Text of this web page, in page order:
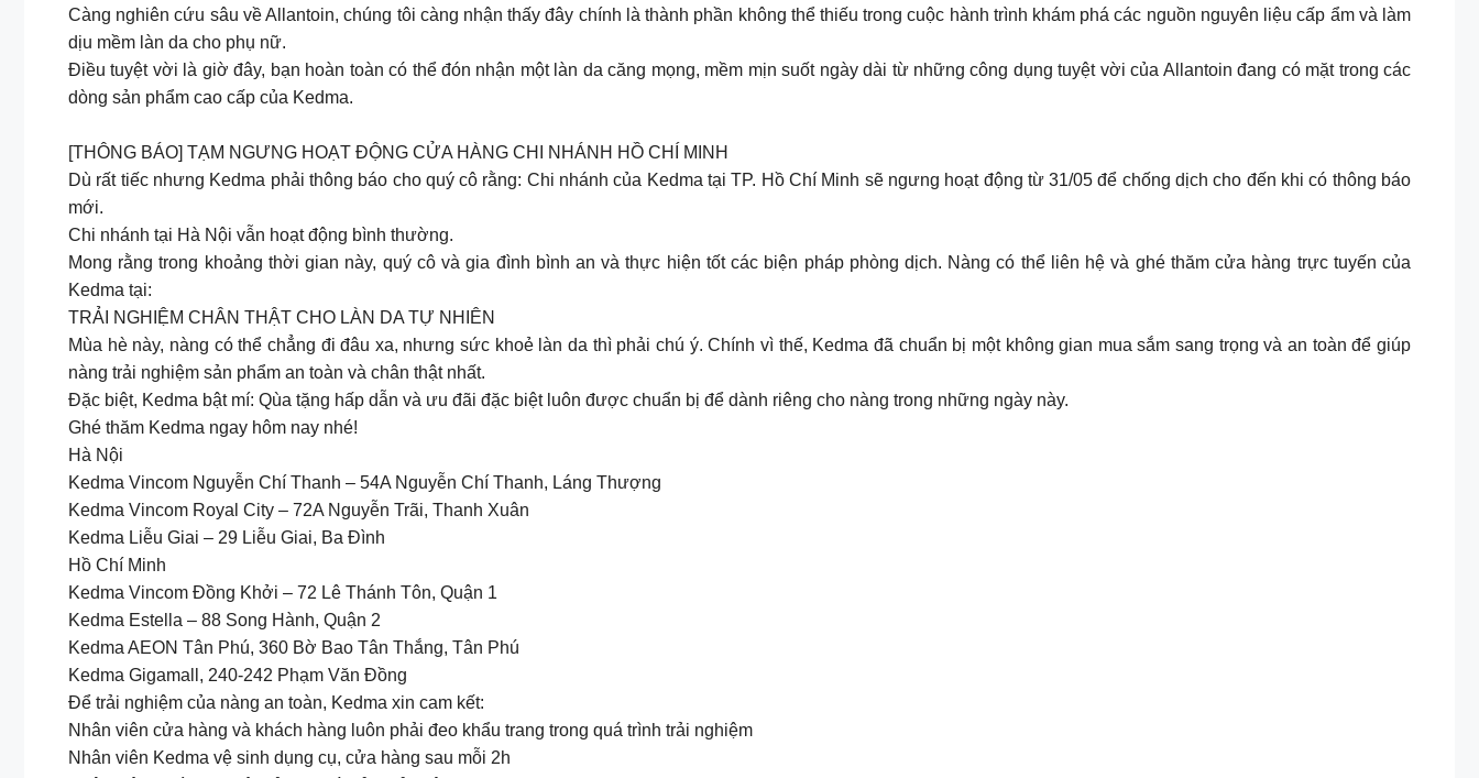
Càng nghiên cứu sâu về Allantoin, chúng tôi càng nhận thấy đây chính là thành phần không thể thiếu trong cuộc hành trình khám phá các nguồn nguyên liệu cấp ẩm và làm
dịu mềm làn da cho phụ nữ.
Điều tuyệt vời là giờ đây, bạn hoàn toàn có thể đón nhận một làn da căng mọng, mềm mịn suốt ngày dài từ những công dụng tuyệt vời của Allantoin đang có mặt trong các
dòng sản phẩm cao cấp của Kedma.
[THÔNG BÁO] TẠM NGƯNG HOẠT ĐỘNG CỬA HÀNG CHI NHÁNH HỒ CHÍ MINH
Dù rất tiếc nhưng Kedma phải thông báo cho quý cô rằng: Chi nhánh của Kedma tại TP. Hồ Chí Minh sẽ ngưng hoạt động từ 31/05 để chống dịch cho đến khi có thông báo
mới.
Chi nhánh tại Hà Nội vẫn hoạt động bình thường.
Mong rằng trong khoảng thời gian này, quý cô và gia đình bình an và thực hiện tốt các biện pháp phòng dịch. Nàng có thể liên hệ và ghé thăm cửa hàng trực tuyến của
Kedma tại:
TRẢI NGHIỆM CHÂN THẬT CHO LÀN DA TỰ NHIÊN
Mùa hè này, nàng có thể chẳng đi đâu xa, nhưng sức khoẻ làn da thì phải chú ý. Chính vì thế, Kedma đã chuẩn bị một không gian mua sắm sang trọng và an toàn để giúp
nàng trải nghiệm sản phẩm an toàn và chân thật nhất.
Đặc biệt, Kedma bật mí: Qùa tặng hấp dẫn và ưu đãi đặc biệt luôn được chuẩn bị để dành riêng cho nàng trong những ngày này.
Ghé thăm Kedma ngay hôm nay nhé!
Hà Nội
Kedma Vincom Nguyễn Chí Thanh – 54A Nguyễn Chí Thanh, Láng Thượng
Kedma Vincom Royal City – 72A Nguyễn Trãi, Thanh Xuân
Kedma Liễu Giai – 29 Liễu Giai, Ba Đình
Hồ Chí Minh
Kedma Vincom Đồng Khởi – 72 Lê Thánh Tôn, Quận 1
Kedma Estella – 88 Song Hành, Quận 2
Kedma AEON Tân Phú, 360 Bờ Bao Tân Thắng, Tân Phú
Kedma Gigamall, 240-242 Phạm Văn Đồng
Để trải nghiệm của nàng an toàn, Kedma xin cam kết:
Nhân viên cửa hàng và khách hàng luôn phải đeo khẩu trang trong quá trình trải nghiệm
Nhân viên Kedma vệ sinh dụng cụ, cửa hàng sau mỗi 2h